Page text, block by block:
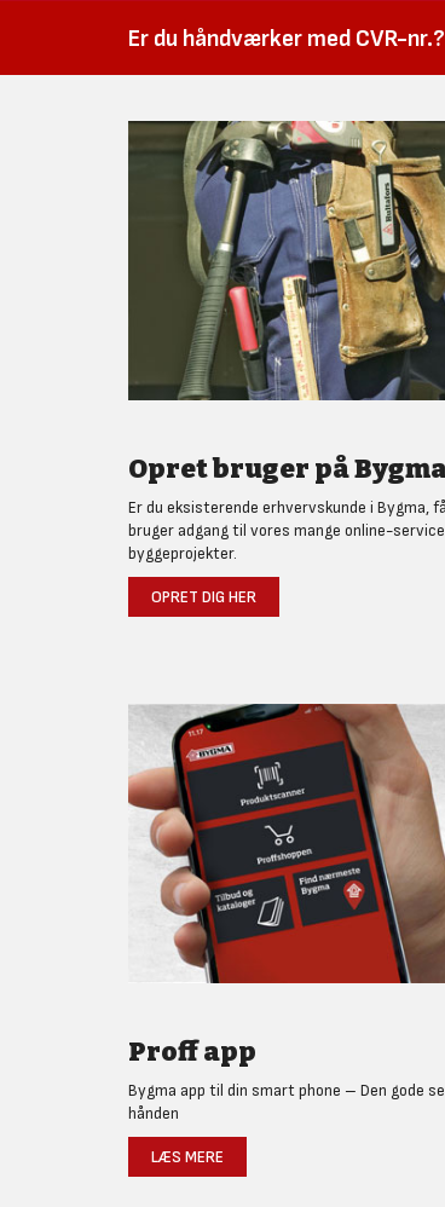
Er du håndværker med CVR-
Opret bruger på
Er du eksisterende erhvervskunde i Bygma,
bruger adgang til vores mange online-
byggeprojekter.
OPRET DIG HER
Proff app
Bygma app til din smart phone – Den gode
hånden
LÆS MERE